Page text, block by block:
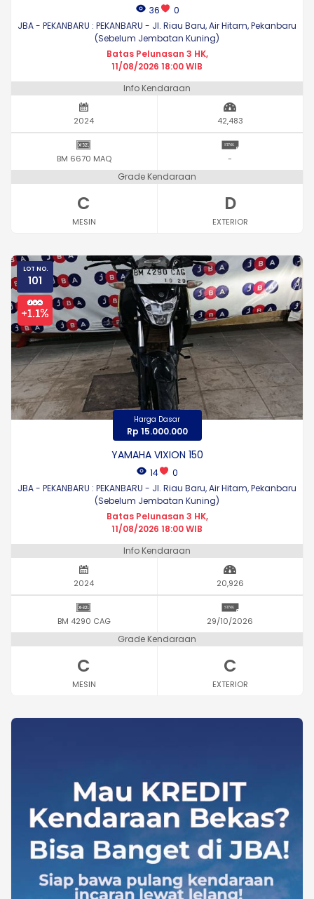
36
0
JBA - PEKANBARU : PEKANBARU - Jl. Riau Baru, Air Hitam, Pekanbaru
(Sebelum Jembatan Kuning)
Batas Pelunasan 3 HK,
11/08/2026 18:00 WIB
Info Kendaraan
2024 42,483
BM 6670 MAQ -
Grade Kendaraan
C
MESIN
D
EXTERIOR
LOT NO.
101
Harga Dasar
Rp 15.000.000
YAMAHA VIXION 150
14
0
JBA - PEKANBARU : PEKANBARU - Jl. Riau Baru, Air Hitam, Pekanbaru
(Sebelum Jembatan Kuning)
Batas Pelunasan 3 HK,
11/08/2026 18:00 WIB
Info Kendaraan
2024 20,926
BM 4290 CAG 29/10/2026
Grade Kendaraan
C
MESIN
C
EXTERIOR